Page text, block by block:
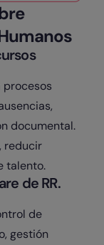
procesos
documental.
reducir
talento.
de RR.
de
gestión